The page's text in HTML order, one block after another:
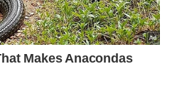
consolidam novos
maior
renovada e bem-estar